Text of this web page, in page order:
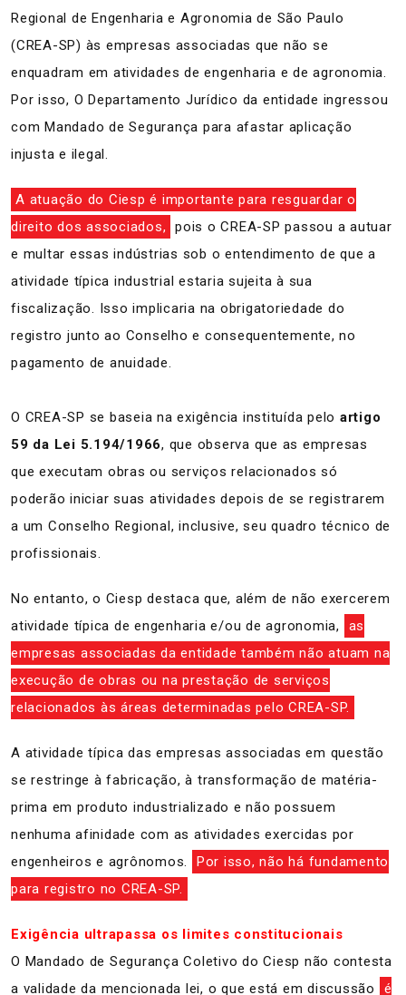
Regional de Engenharia e Agronomia de São Paulo
(CREA-SP) às empresas associadas que não se
enquadram em atividades de engenharia e de agronomia.
Por isso, O Departamento Jurídico da entidade ingressou
com Mandado de Segurança para afastar aplicação
injusta e ilegal.
A atuação do Ciesp é importante para resguardar o
direito dos associados,
pois o CREA-SP passou a autuar
e multar essas indústrias sob o entendimento de que a
atividade típica industrial estaria sujeita à sua
fiscalização. Isso implicaria na obrigatoriedade do
registro junto ao Conselho e consequentemente, no
pagamento de anuidade.
O CREA-SP se baseia na exigência instituída pelo artigo
59 da Lei 5.194/1966, que observa que as empresas
que executam obras ou serviços relacionados só
poderão iniciar suas atividades depois de se registrarem
a um Conselho Regional, inclusive, seu quadro técnico de
profissionais.
No entanto, o Ciesp destaca que, além de não exercerem
atividade típica de engenharia e/ou de agronomia,
as
empresas associadas da entidade também não atuam na
execução de obras ou na prestação de serviços
relacionados às áreas determinadas pelo CREA-SP.
A atividade típica das empresas associadas em questão
se restringe à fabricação, à transformação de matéria-
prima em produto industrializado e não possuem
nenhuma afinidade com as atividades exercidas por
engenheiros e agrônomos.
Por isso, não há fundamento
para registro no CREA-SP.
Exigência ultrapassa os limites constitucionais
O Mandado de Segurança Coletivo do Ciesp não contesta
a validade da mencionada lei, o que está em discussão
é